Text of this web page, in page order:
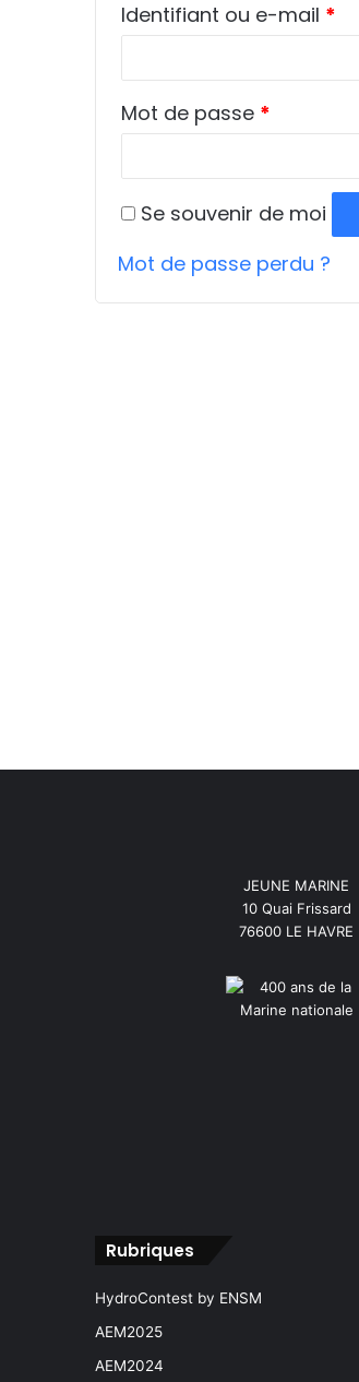
Identifiant ou e-mail *
Mot de passe *
Se souvenir de moi
Mot de passe perdu ?
JEUNE MARINE
10 Quai Frissard
76600 LE HAVRE
Rubriques
HydroContest by ENSM
AEM2025
AEM2024